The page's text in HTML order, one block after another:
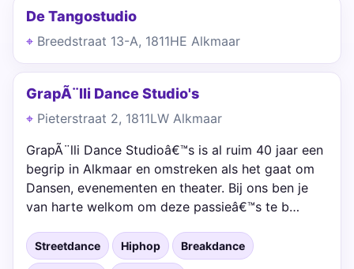
De Tangostudio
Breedstraat 13-A, 1811HE Alkmaar
GrapÃ¨lli Dance Studio's
Pieterstraat 2, 1811LW Alkmaar
GrapÃ¨lli Dance Studioâ€™s is al ruim 40 jaar een
begrip in Alkmaar en omstreken als het gaat om
Dansen, evenementen en theater. Bij ons ben je
van harte welkom om deze passieâ€™s te b…
Streetdance Hiphop Breakdance